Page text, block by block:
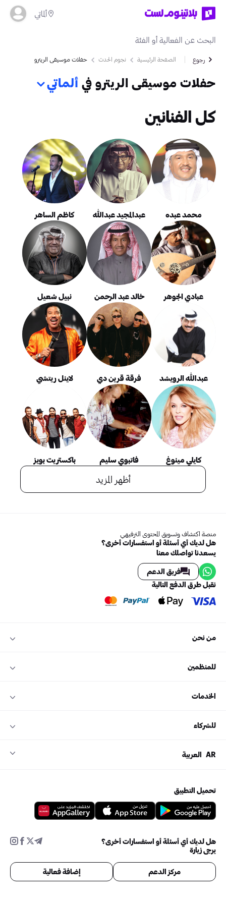
ألماتي
رجوع الصفحة الرئيسية نجوم الحدث حفلات موسيقى الريترو
حفلات موسيقى الريترو في ألماتي
كل الفنانين
محمد عبده عبدالمجيد عبدالله كاظم الساهر
عبادي الجوهر خالد عبد الرحمن نبيل شعيل
عبدالله الرويشد فرقة قرين دي لاينل ريتشي
كايلي مينوغ فاتبوي سليم باكستريت بويز
أظهر المزيد
منصة اكتشاف وتسويق المحتوى الترفيهي
هل لديك أي أسئلة أو استفسارات أخرى؟
يسعدنا تواصلك معنا
فريق الدعم
نقبل طرق الدفع التالية
من نحن
للمنظمين
الخدمات
للشركاء
AR العربية
تحميل التطبيق
هل لديك أي أسئلة أو استفسارات أخرى؟
يرجى زيارة
مركز الدعم إضافة فعالية